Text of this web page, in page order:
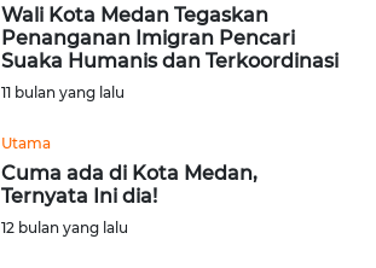
Wali Kota Medan Tegaskan
Penanganan Imigran Pencari
Suaka Humanis dan Terkoordinasi
11 bulan yang lalu
Utama
Cuma ada di Kota Medan,
Ternyata Ini dia!
12 bulan yang lalu